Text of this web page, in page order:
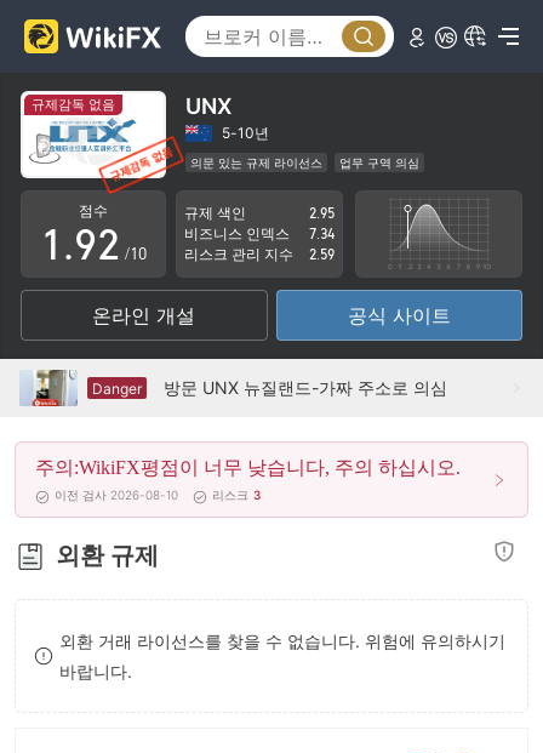
규제감독 없음 UNX
5-10년
의문 있는 규제 라이선스
업무 구역 의심
잠재적 위험성이 높음
점수
0
1
2
3
4
5
6
7
8
9
.
5
6
7
8
9
0
1
2
3
4
5
6
7
8
9
/10
규제 색인
2.95
비즈니스 인덱스
7.34
리스크 관리 지수
2.59
온라인 개설 공식 사이트
Danger 방문 UNX 뉴질랜드-가짜 주소로 의심
주의:WikiFX평점이 너무 낮습니다, 주의 하십시오.
이전 검사 2026-08-10 리스크 3
외환 규제
외환 거래 라이선스를 찾을 수 없습니다. 위험에 유의하시기
바랍니다.